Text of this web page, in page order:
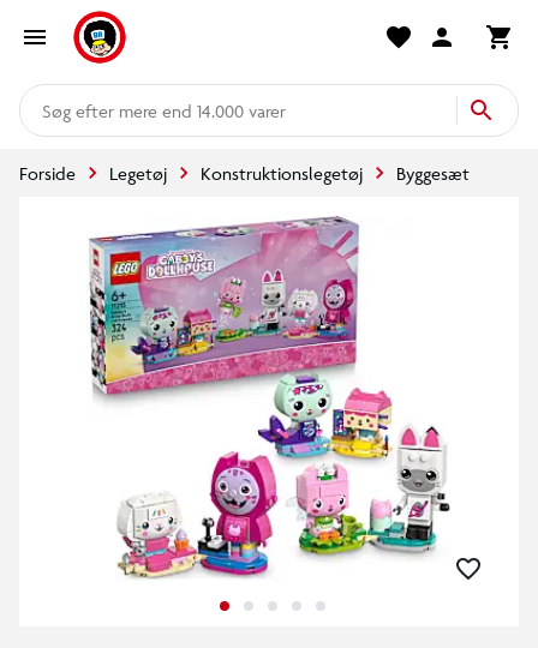
mere end 14.000 varer
Forside Legetøj Konstruktionslegetøj Byggesæt